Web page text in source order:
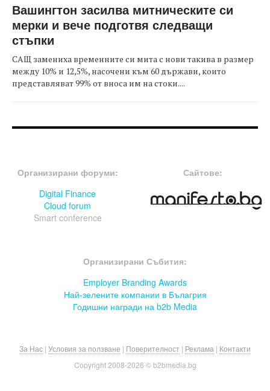
Вашингтон засилва митническите си
мерки и вече подготвя следващи
стъпки
САЩ замениха временните си мита с нови такива в размер
между 10% и 12,5%, насочени към 60 държави, които
представляват 99% от вноса им на стоки....
Организирани форуми:
Digital Finance
Cloud forum
Smart conference
Сайтове:
Организирани Събития:
Employer Branding Awards
Най-зелените компании в Бълагрия
Годишни награди на b2b Media
За Нас | Условия за ползване | Поверителност | Реклама | Контакти
Copyright 2008-2026 © b2bmedia.bg